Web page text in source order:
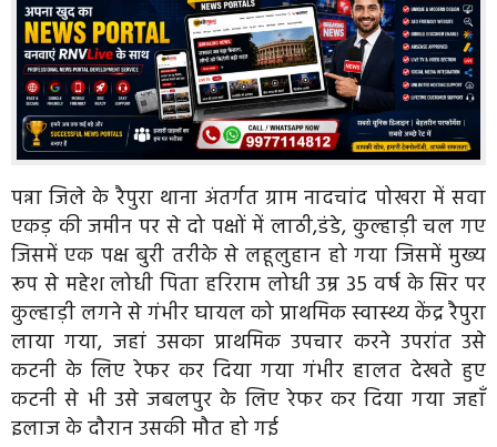
पन्ना जिले के रैपुरा थाना अंतर्गत ग्राम नादचांद पोखरा में सवा
एकड़ की जमीन पर से दो पक्षों में लाठी,डंडे, कुल्हाड़ी चल गए
जिसमें एक पक्ष बुरी तरीके से लहूलुहान हो गया जिसमें मुख्य
रूप से महेश लोधी पिता हरिराम लोधी उम्र 35 वर्ष के सिर पर
कुल्हाड़ी लगने से गंभीर घायल को प्राथमिक स्वास्थ्य केंद्र रैपुरा
लाया गया, जहां उसका प्राथमिक उपचार करने उपरांत उसे
कटनी के लिए रेफर कर दिया गया गंभीर हालत देखते हुए
कटनी से भी उसे जबलपुर के लिए रेफर कर दिया गया जहाँ
इलाज के दौरान उसकी मौत हो गई